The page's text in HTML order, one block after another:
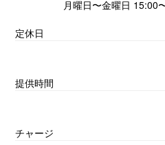
月曜日〜金曜日
定休日
提供時間
チャージ